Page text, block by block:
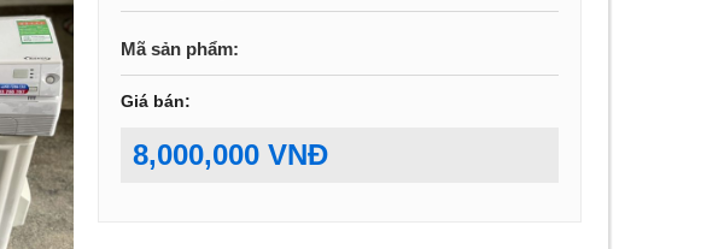
Mã sản phẩm:
Giá bán:
8,000,000 VNĐ